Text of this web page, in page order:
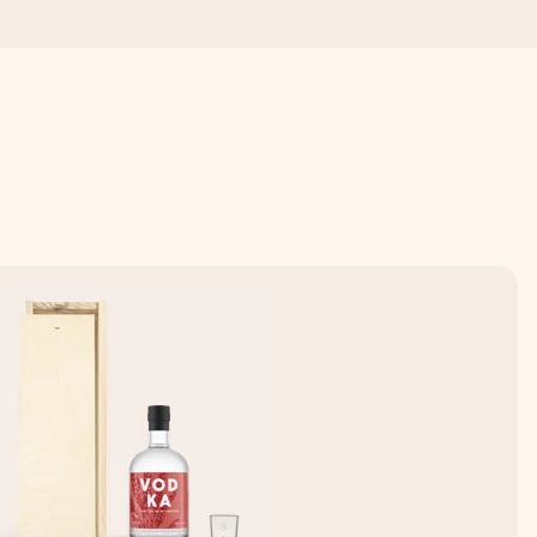
importa.
apenas todo o amor num momento especial.